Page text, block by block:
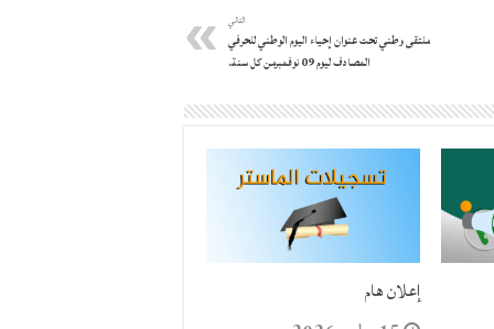
التالي
ملتقى وطني تحت عنوان إحياء اليوم الوطني للحرفي
المصادف ليوم 09 نوفمبرمن كل سنة.
إعلان هام